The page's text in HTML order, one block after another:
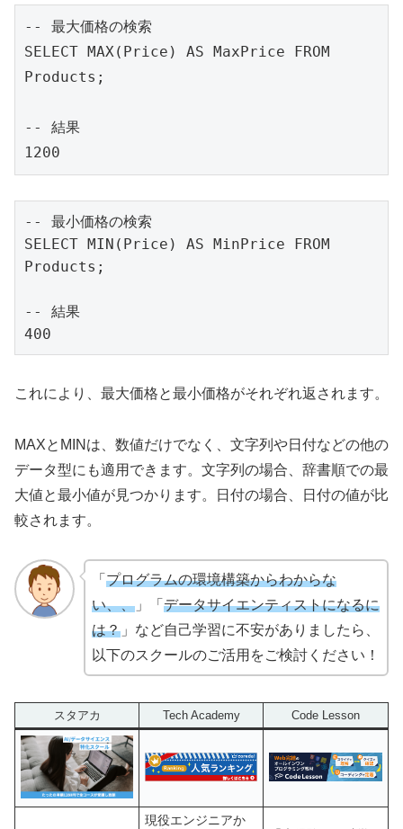
-- 最大価格の検索
SELECT MAX(Price) AS MaxPrice FROM
Products;
-- 結果
1200
-- 最小価格の検索
SELECT MIN(Price) AS MinPrice FROM
-- 結果
400
これにより、最大価格と最小価格がそれぞれ返されます。
MAXとMINは、数値だけでなく、文字列や日付などの他の
データ型にも適用できます。文字列の場合、辞書順での最
大値と最小値が見つかります。日付の場合、日付の値が比
較されます。
「 プログラムの環境構築からわからな
い、、」「 データサイエンティストになるに
は？」など自己学習に不安がありましたら、
以下のスクールのご活用をご検討ください！
スタアカ Tech Academy Code Lesson
現役エンジニアか